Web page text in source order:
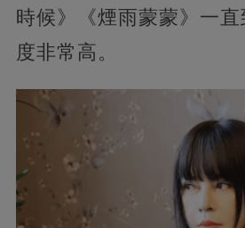
時候》《煙雨蒙蒙》一
度非常高。